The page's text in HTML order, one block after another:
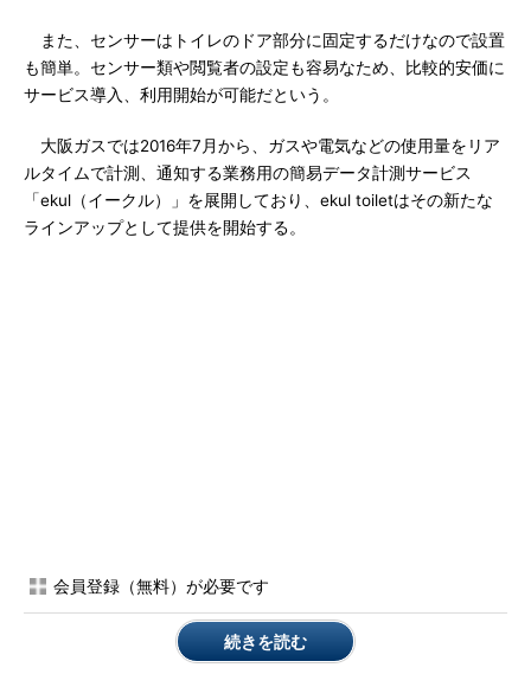
また、センサーはトイレのドア部分に固定するだけなので設置
も簡単。センサー類や閲覧者の設定も容易なため、比較的安価に
サービス導入、利用開始が可能だという。
大阪ガスでは2016年7月から、ガスや電気などの使用量をリア
ルタイムで計測、通知する業務用の簡易データ計測サービス
「ekul（イークル）」を展開しており、ekul toiletはその新たな
ラインアップとして提供を開始する。
会員登録（無料）が必要です
続きを読む